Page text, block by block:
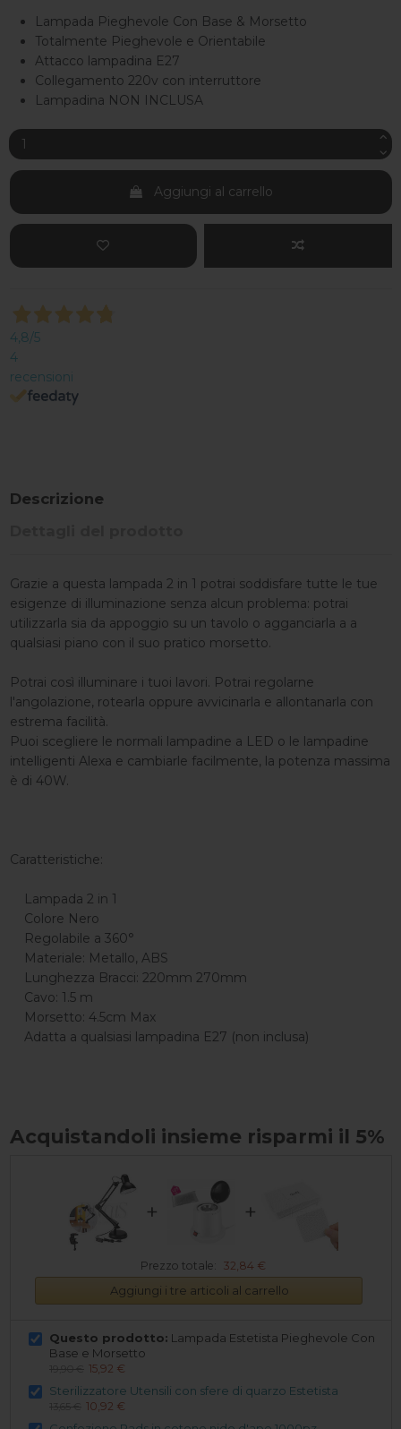
Lampada Pieghevole Con Base & Morsetto
Totalmente Pieghevole e Orientabile
Attacco lampadina E27
Collegamento 220v con interruttore
Lampadina NON INCLUSA
Aggiungi al carrello
4,8/5
4
recensioni
Descrizione
Grazie a questa lampada 2 in 1 potrai soddisfare tutte le tue
esigenze di illuminazione senza alcun problema: potrai
utilizzarla sia da appoggio su un tavolo o agganciarla a a
qualsiasi piano con il suo pratico morsetto.
Potrai così illuminare i tuoi lavori. Potrai regolarne
l'angolazione, rotearla oppure avvicinarla e allontanarla con
estrema facilità.
Puoi scegliere le normali lampadine a LED o le lampadine
intelligenti Alexa e cambiarle facilmente, la potenza massima
è di 40W.
Caratteristiche:
Lampada 2 in 1
Colore Nero
Regolabile a 360°
Materiale: Metallo, ABS
Lunghezza Bracci: 220mm 270mm
Cavo: 1.5 m
Morsetto: 4.5cm Max
Adatta a qualsiasi lampadina E27 (non inclusa)
Acquistandoli insieme risparmi il 5%
+ +
Prezzo totale: 32,84 €
Aggiungi i tre articoli al carrello
Questo prodotto: Lampada Estetista Pieghevole Con
Base e Morsetto
15,92 €
Sterilizzatore Utensili con sfere di quarzo Estetista
10,92 €